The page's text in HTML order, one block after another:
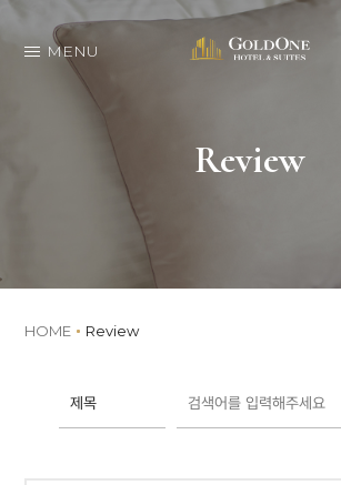
MENU
Review
HOME Review